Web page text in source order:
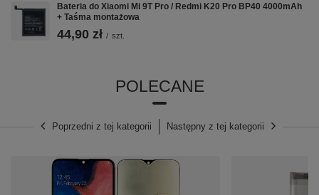
Bateria do Xiaomi Mi 9T Pro / Redmi K20 Pro BP40 4000mAh
+ Taśma montażowa
44,90 zł / szt.
POLECANE
Poprzedni z tej kategorii Następny z tej kategorii